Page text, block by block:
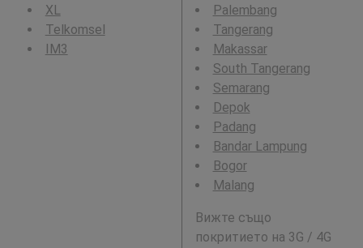
XL
Telkomsel
IM3
Palembang
Tangerang
Makassar
South Tangerang
Semarang
Depok
Padang
Bandar Lampung
Bogor
Malang
Вижте също
покритието на 3G / 4G